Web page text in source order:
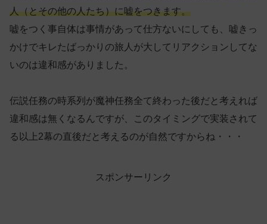
人（とその他の人たち）に嘘をつきます。
嘘をつく事自体は事情があって仕方ないにしても、嘘きっ
かけでキレたばっかりの旅人が大してリアクションしてな
いのは違和感がありました。
伝説任務の時系列が魔神任務全て終わった後だと考えれば
違和感は無くなるんですが、このタイミングで実装されて
る以上2幕の直後だと考えるのが自然ですからね・・・
スポンサーリンク